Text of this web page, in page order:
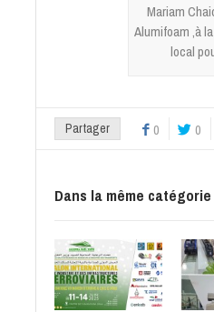
Mariam
Alumifoam ,à
local
Partager 0 0
Dans la même catégorie